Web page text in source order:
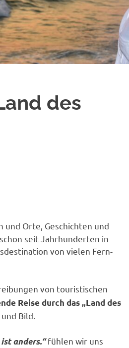
des
und Orte, Geschichten und
seit Jahrhunderten in
von vielen Fern-
von touristischen
Reise durch das „Land des
Bild.
anders.“ fühlen wir uns